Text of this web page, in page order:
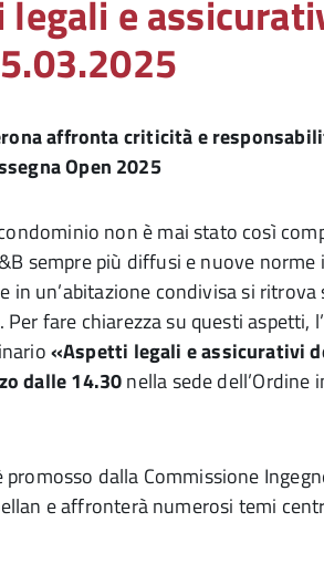
e
affronta criticità e
Open 2025
non è mai stato così
sempre più diffusi e nuove norme
in un’abitazione condivisa si ritrova
fare chiarezza su questi aspetti,
«Aspetti legali e assicurativi
dalle 14.30nella sede dell’Ordine
dalla Commissione
e affronterà numerosi temi